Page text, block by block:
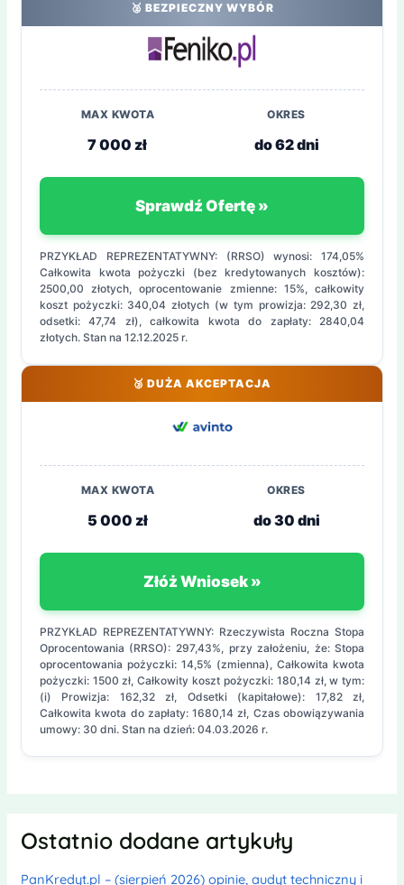
🥈 BEZPIECZNY WYBÓR
MAX KWOTA
7 000 zł
OKRES
do 62 dni
Sprawdź Ofertę »
PRZYKŁAD REPREZENTATYWNY: (RRSO) wynosi: 174,05%
Całkowita kwota pożyczki (bez kredytowanych kosztów):
2500,00 złotych, oprocentowanie zmienne: 15%, całkowity
koszt pożyczki: 340,04 złotych (w tym prowizja: 292,30 zł,
odsetki: 47,74 zł), całkowita kwota do zapłaty: 2840,04
złotych. Stan na 12.12.2025 r.
🥉 DUŻA AKCEPTACJA
MAX KWOTA
5 000 zł
OKRES
do 30 dni
Złóż Wniosek »
PRZYKŁAD REPREZENTATYWNY: Rzeczywista Roczna Stopa
Oprocentowania (RRSO): 297,43%, przy założeniu, że: Stopa
oprocentowania pożyczki: 14,5% (zmienna), Całkowita kwota
pożyczki: 1500 zł, Całkowity koszt pożyczki: 180,14 zł, w tym:
(i) Prowizja: 162,32 zł, Odsetki (kapitałowe): 17,82 zł,
Całkowita kwota do zapłaty: 1680,14 zł, Czas obowiązywania
umowy: 30 dni. Stan na dzień: 04.03.2026 r.
Ostatnio dodane artykuły
PanKredyt.pl – (sierpień 2026) opinie, audyt techniczny i